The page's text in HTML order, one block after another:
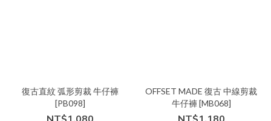
復古直紋 弧形剪裁 牛仔褲
[PB098]
NT$1,080
OFFSET MADE 復古 中線剪裁
牛仔褲 [MB068]
NT$1,180